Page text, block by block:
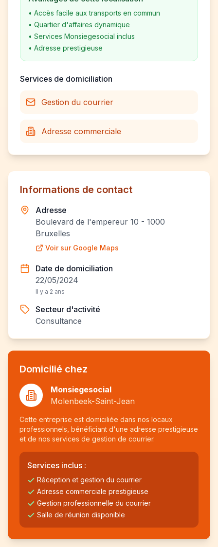
• Accès facile aux transports en commun
• Quartier d'affaires dynamique
• Services Monsiegesocial inclus
• Adresse prestigieuse
Services de domiciliation
Gestion du courrier
Adresse commerciale
Informations de contact
Adresse
Boulevard de l'empereur 10 - 1000
Bruxelles
Voir sur Google Maps
Date de domiciliation
22/05/2024
Il y a 2 ans
Secteur d'activité
Consultance
Domicilié chez
Monsiegesocial
Molenbeek-Saint-Jean
Cette entreprise est domiciliée dans nos locaux
professionnels, bénéficiant d'une adresse prestigieuse
et de nos services de gestion de courrier.
Services inclus :
Réception et gestion du courrier
Adresse commerciale prestigieuse
Gestion professionnelle du courrier
Salle de réunion disponible